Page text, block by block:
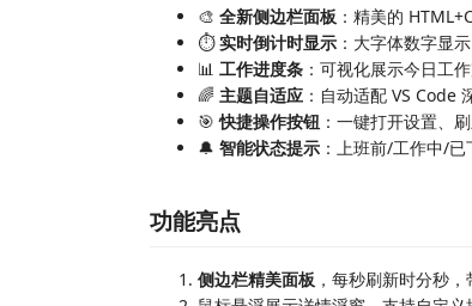
🎨 全新侧边栏面板 ：精美的
⏱️实时倒计时显示 ：大字体数字显
📊 工作进度条 ：可视化展示今日工
🌈 主题自适应 ：自动适配 VS Code
🎯快捷操作按钮 ：一键打开设置、
🔔 智能状态提示 ：上班前/工作中/
功能亮点
侧边栏精美面板 ，每秒刷新时分秒